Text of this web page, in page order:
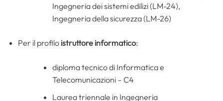
Ingegneria dei sistemi edilizi (LM-24),
Ingegneria della sicurezza (LM-26)
Per il profilo istruttore informatico:
diploma tecnico di Informatica e
Telecomunicazioni – C4
Laurea triennale in Ingegneria